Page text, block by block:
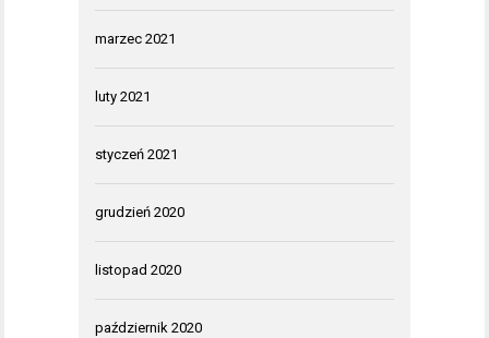
marzec 2021
luty 2021
styczeń 2021
grudzień 2020
listopad 2020
październik 2020